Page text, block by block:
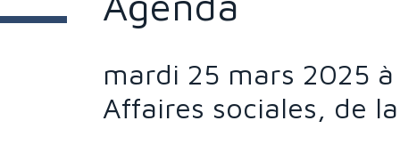
e
s
mardi 25 mars 2025
Affaires sociales, de